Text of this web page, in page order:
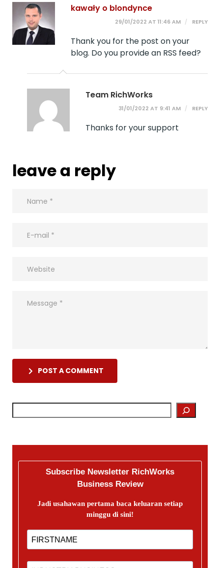
kawały o blondynce
29/01/2022 AT 11:46 AM REPLY
Thank you for the post on your
blog. Do you provide an RSS feed?
Team RichWorks
31/01/2022 AT 9:41 AM REPLY
Thanks for your support
leave a reply
POST A COMMENT
Subscribe Newsletter RichWorks
Business Review
Jadi usahawan pertama baca keluaran setiap
minggu di sini!